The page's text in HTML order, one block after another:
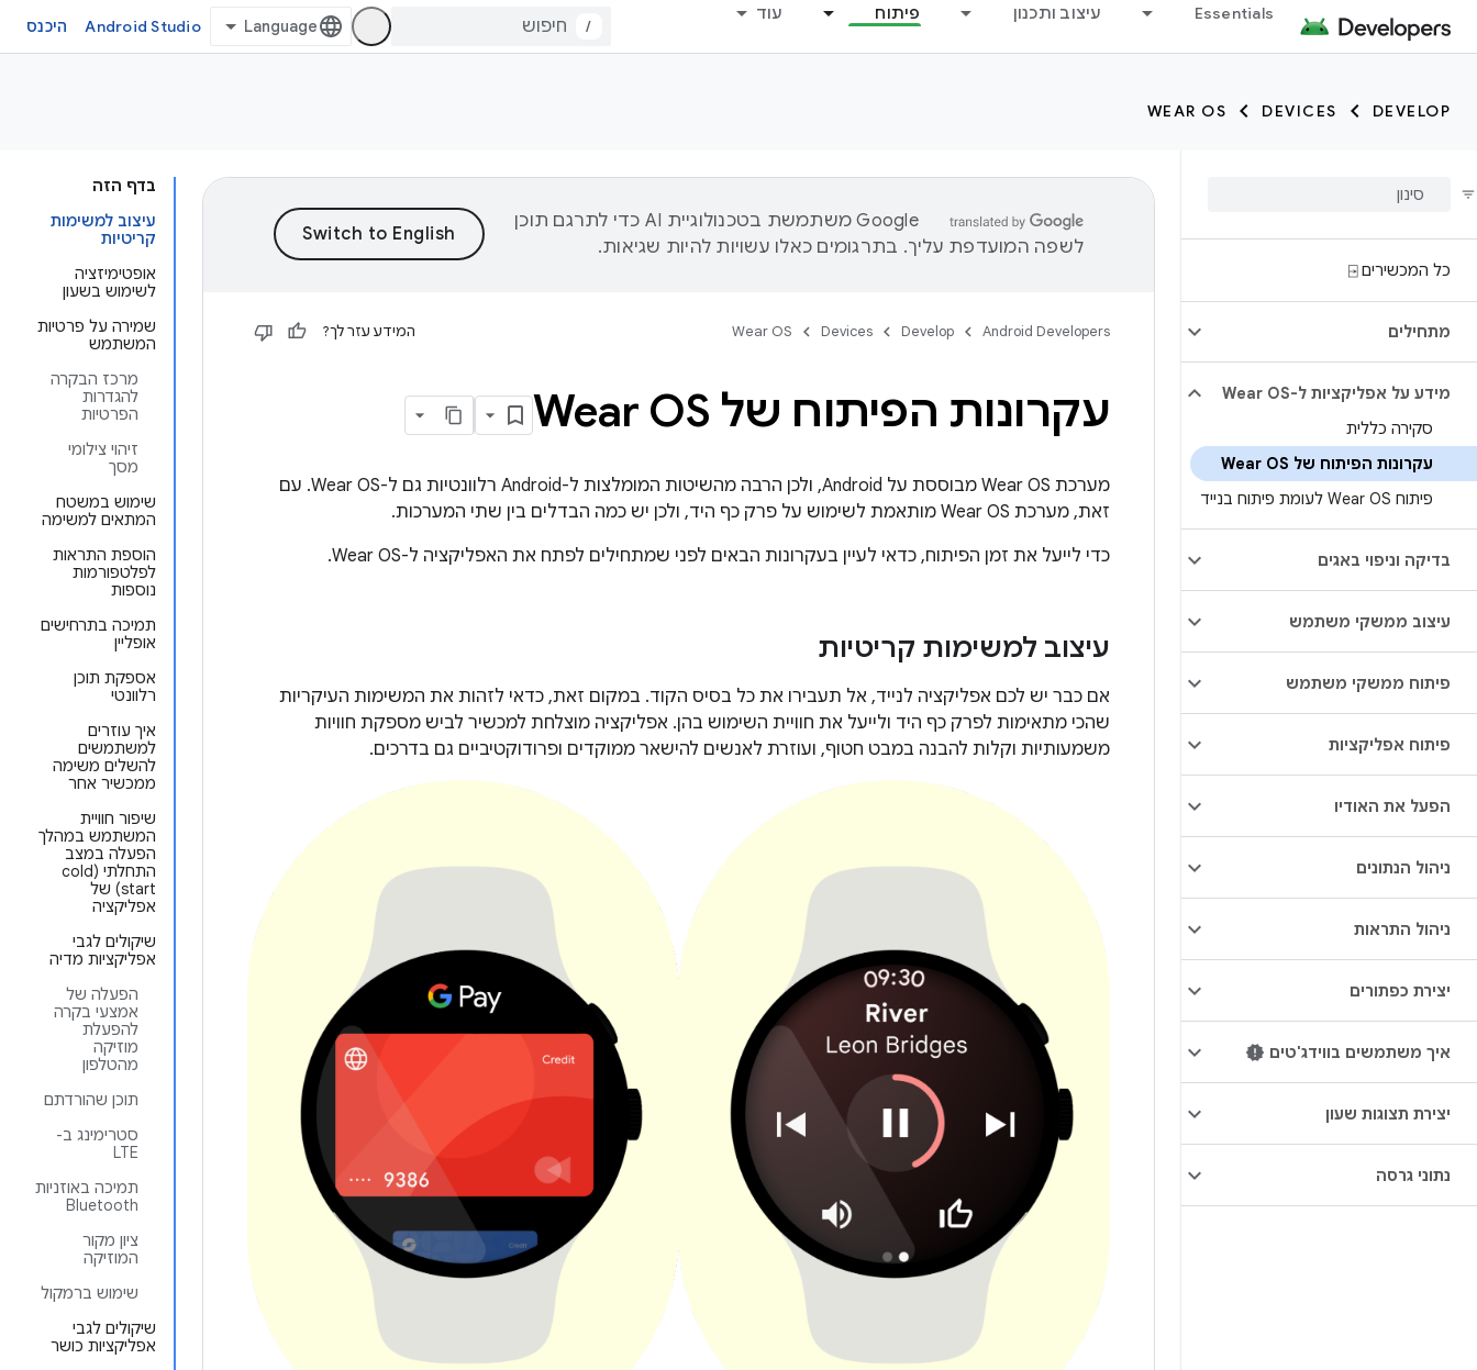
Essentials עיצוב ותכנון פיתוח עוד
/
Android Studio היכנס
DEVELOP
DEVICES
WEAR OS
כל המכשירים ⍈
מתחילים
מידע על אפליקציות ל-Wear OS
סקירה כללית
עקרונות הפיתוח של Wear OS
פיתוח Wear OS לעומת פיתוח בנייד
בדיקה וניפוי באגים
עיצוב ממשקי משתמש
פיתוח ממשקי משתמש
פיתוח אפליקציות
הפעל את האודיו
ניהול הנתונים
ניהול התראות
יצירת כפתורים
איך משתמשים בווידג'טים
יצירת תצוגות שעון
נתוני גרסה
בדף הזה
עיצוב למשימות
קריטיות
אופטימיזציה
לשימוש בשעון
שמירה על פרטיות
המשתמש
מרכז הבקרה
להגדרות
הפרטיות
זיהוי צילומי
מסך
שימוש במשטח
המתאים למשימה
הוספת התראות
לפלטפורמות
נוספות
תמיכה בתרחישים
אופליין
אספקת תוכן
רלוונטי
איך עוזרים
למשתמשים
להשלים משימה
ממכשיר אחר
שיפור חוויית
המשתמש במהלך
הפעלה במצב
התחלתי (cold
start) של
אפליקציה
שיקולים לגבי
אפליקציות מדיה
הפעלה של
אמצעי בקרה
להפעלת
מוזיקה
מהטלפון
תוכן שהורדתם
סטרימינג ב-
LTE
תמיכה באוזניות
Bluetooth
ציון מקור
המוזיקה
שימוש ברמקול
שיקולים לגבי
אפליקציות כושר
‫Google משתמשת בטכנולוגיית AI כדי לתרגם תוכן
לשפה המועדפת עליך. בתרגומים כאלו עשויות להיות שגיאות.
Android Developers
Develop
Devices
Wear OS המידע עזר לך?
עקרונות הפיתוח של Wear OS
מערכת Wear OS מבוססת על Android, ולכן הרבה מהשיטות המומלצות ל-Android רלוונטיות גם ל-Wear OS. עם
זאת, מערכת Wear OS מותאמת לשימוש על פרק כף היד, ולכן יש כמה הבדלים בין שתי המערכות.
כדי לייעל את זמן הפיתוח, כדאי לעיין בעקרונות הבאים לפני שמתחילים לפתח את האפליקציה ל-Wear OS.
עיצוב למשימות קריטיות
אם כבר יש לכם אפליקציה לנייד, אל תעבירו את כל בסיס הקוד. במקום זאת, כדאי לזהות את המשימות העיקריות
שהכי מתאימות לפרק כף היד ולייעל את חוויית השימוש בהן. אפליקציה מוצלחת למכשיר לביש מספקת חוויות
משמעותיות וקלות להבנה במבט חטוף, ועוזרת לאנשים להישאר ממוקדים ופרודוקטיביים גם בדרכים.